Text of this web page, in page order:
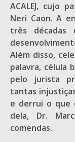
ACALEJ, cujo
Neri Caon. A
três décadas
Além disso,
palavra, célula
pelo jurista
tantas
e derrui o que
dela, Dr.
comendas.